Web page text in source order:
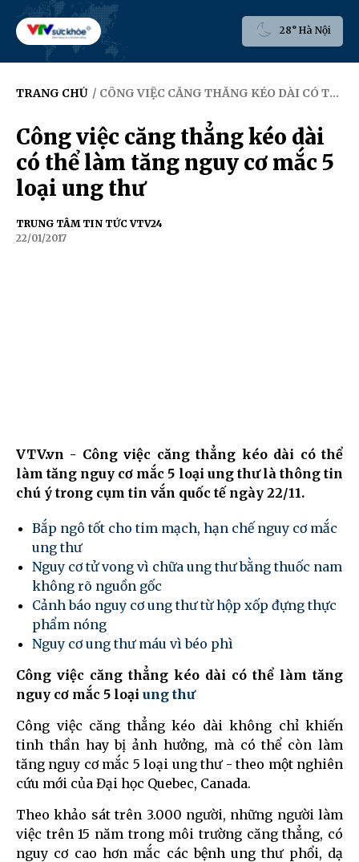
28° Hà Nội
TRANG CHỦ / CÔNG VIỆC CĂNG THẲNG KÉO DÀI CÓ THỂ LÀM TĂNG NGUY CƠ MẮC 5 LOẠI UNG THƯ
Công việc căng thẳng kéo dài
có thể làm tăng nguy cơ mắc 5
loại ung thư
TRUNG TÂM TIN TỨC VTV24
22/01/2017
VTV.vn - Công việc căng thẳng kéo dài có thể
làm tăng nguy cơ mắc 5 loại ung thư là thông tin
chú ý trong cụm tin vắn quốc tế ngày 22/11.
Bắp ngô tốt cho tim mạch, hạn chế nguy cơ mắc
ung thư
Nguy cơ tử vong vì chữa ung thư bằng thuốc nam
không rõ nguồn gốc
Cảnh báo nguy cơ ung thư từ hộp xốp đựng thực
phẩm nóng
Nguy cơ ung thư máu vì béo phì
Công việc căng thẳng kéo dài có thể làm tăng
nguy cơ mắc 5 loại ung thư
Công việc căng thẳng kéo dài không chỉ khiến
tinh thần hay bị ảnh hưởng, mà có thể còn làm
tăng nguy cơ mắc 5 loại ung thư - theo một nghiên
cứu mới của Đại học Quebec, Canada.
Theo khảo sát trên 3.000 người, những người làm
việc trên 15 năm trong môi trường căng thẳng, có
nguy cơ cao hơn mắc các bệnh ung thư phổi, dạ